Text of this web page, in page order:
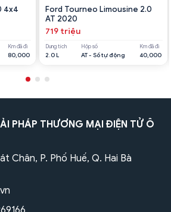
4x4
Km đã đi
80,000
Ford Tourneo Limousine 2.0
AT 2020
719 triệu
Dung tích
2.0 L
Hộp số
AT - Số tự động
Km đã đi
40,000
PHÁP THƯƠNG MẠI ĐIỆN TỬ Ô
Chân, P. Phố Huế, Q. Hai Bà